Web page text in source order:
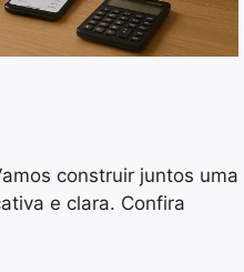
construir juntos uma
e clara. Confira